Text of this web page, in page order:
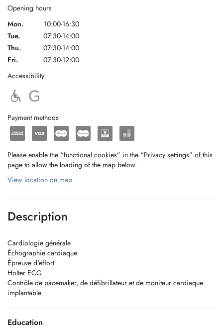
Opening hours
Mon.
10:00-16:30
Tue.
07:30-14:00
Thu.
07:30-14:00
Fri.
07:30-12:00
Accessibility
Payment methods
Please enable the “functional cookies” in the “Privacy settings” of this
page to allow the loading of the map below.
View location on map
Description
Cardiologie générale
Échographie cardiaque
Épreuve d'effort
Holter ECG
Contrôle de pacemaker, de défibrillateur et de moniteur cardiaque
implantable
Education